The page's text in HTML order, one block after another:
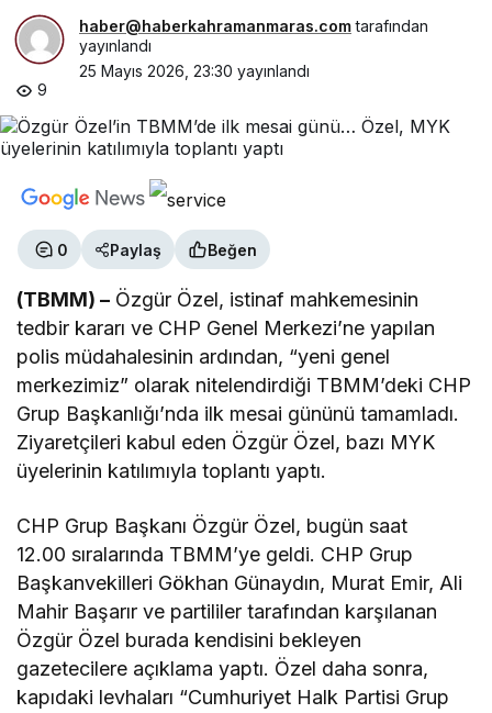
haber@haberkahramanmaras.comtarafından
yayınlandı
25 Mayıs 2026, 23:30 yayınlandı
9
0 Paylaş Beğen
(TBMM) – Özgür Özel, istinaf mahkemesinin
tedbir kararı ve CHP Genel Merkezi’ne yapılan
polis müdahalesinin ardından, “yeni genel
merkezimiz” olarak nitelendirdiği TBMM’deki CHP
Grup Başkanlığı’nda ilk mesai gününü tamamladı.
Ziyaretçileri kabul eden Özgür Özel, bazı MYK
üyelerinin katılımıyla toplantı yaptı.
CHP Grup Başkanı Özgür Özel, bugün saat
12.00 sıralarında TBMM’ye geldi. CHP Grup
Başkanvekilleri Gökhan Günaydın, Murat Emir, Ali
Mahir Başarır ve partililer tarafından karşılanan
Özgür Özel burada kendisini bekleyen
gazetecilere açıklama yaptı. Özel daha sonra,
kapıdaki levhaları “Cumhuriyet Halk Partisi Grup